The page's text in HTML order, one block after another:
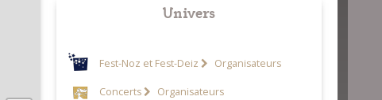
Univers
Fest-Noz et Fest-Deiz Organisateurs
Concerts Organisateurs